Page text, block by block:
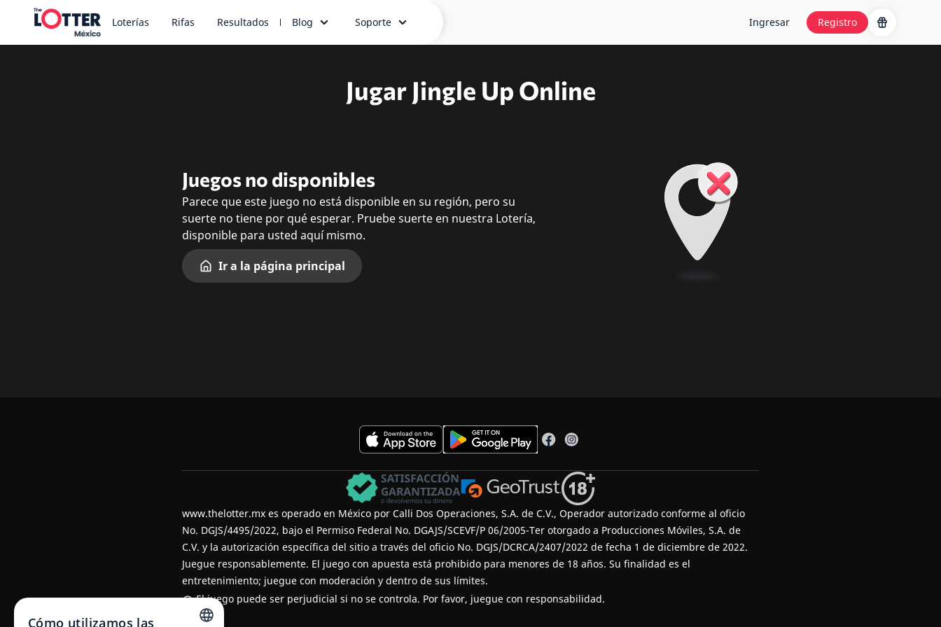
Loterías Rifas Resultados Blog Soporte Ingresar Registro
Jugar Jingle Up Online
Juegos no disponibles
Parece que este juego no está disponible en su región, pero su
suerte no tiene por qué esperar. Pruebe suerte en nuestra Lotería,
disponible para usted aquí mismo.
Ir a la página principal
www.thelotter.mx es operado en México por Calli Dos Operaciones, S.A. de C.V., Operador autorizado conforme al oficio
No. DGJS/4495/2022, bajo el Permiso Federal No. DGAJS/SCEVF/P 06/2005-Ter otorgado a Producciones Móviles, S.A. de
C.V. y la autorización específica del sitio a través del oficio No. DGJS/DCRCA/2407/2022 de fecha 1 de diciembre de 2022.
Juegue responsablemente. El juego con apuesta está prohibido para menores de 18 años. Su finalidad es el
entretenimiento; juegue con moderación y dentro de sus límites.
El juego puede ser perjudicial si no se controla. Por favor, juegue con responsabilidad.
Cómo utilizamos las